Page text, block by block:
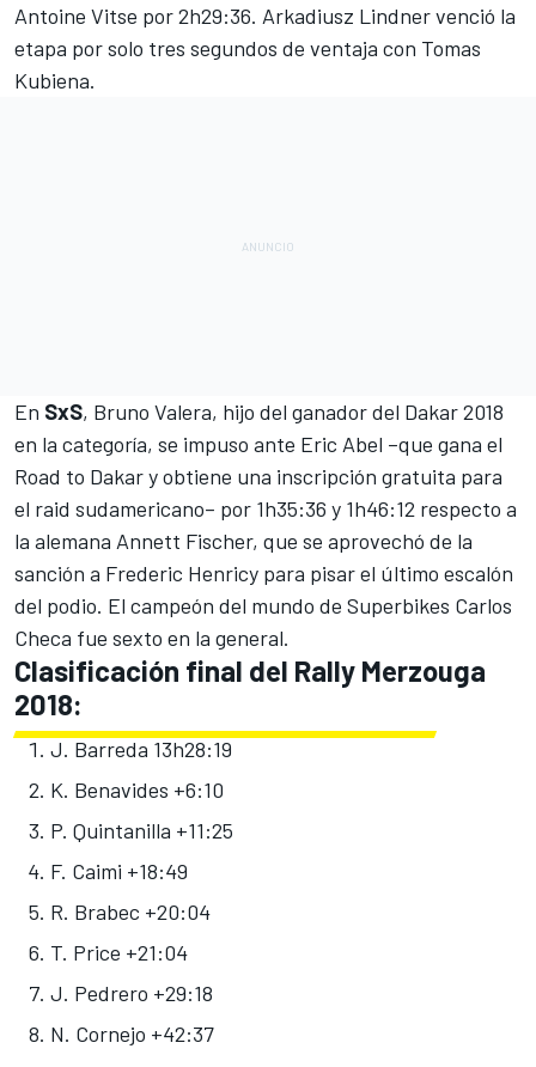
Antoine Vitse por 2h29:36. Arkadiusz Lindner venció la
etapa por solo tres segundos de ventaja con Tomas
Kubiena.
En SxS, Bruno Valera, hijo del ganador del Dakar 2018
en la categoría, se impuso ante Eric Abel –que gana el
Road to Dakar y obtiene una inscripción gratuita para
el raid sudamericano– por 1h35:36 y 1h46:12 respecto a
la alemana Annett Fischer, que se aprovechó de la
sanción a Frederic Henricy para pisar el último escalón
del podio. El campeón del mundo de Superbikes Carlos
Checa fue sexto en la general.
Clasificación final del Rally Merzouga
2018:
J. Barreda 13h28:19
K. Benavides +6:10
P. Quintanilla +11:25
F. Caimi +18:49
R. Brabec +20:04
T. Price +21:04
J. Pedrero +29:18
N. Cornejo +42:37